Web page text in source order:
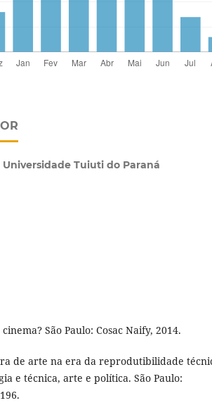
Tuiuti do Paraná
São Paulo: Cosac Naify, 2014.
de arte na era da reprodutibilidade
e técnica, arte e política. São Paulo: